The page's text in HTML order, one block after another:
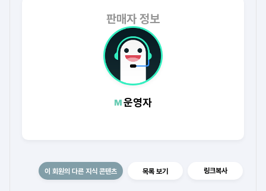
판매자 정보
운영자
이 회원의 다른 지식 콘텐츠 목록 보기 링크복사